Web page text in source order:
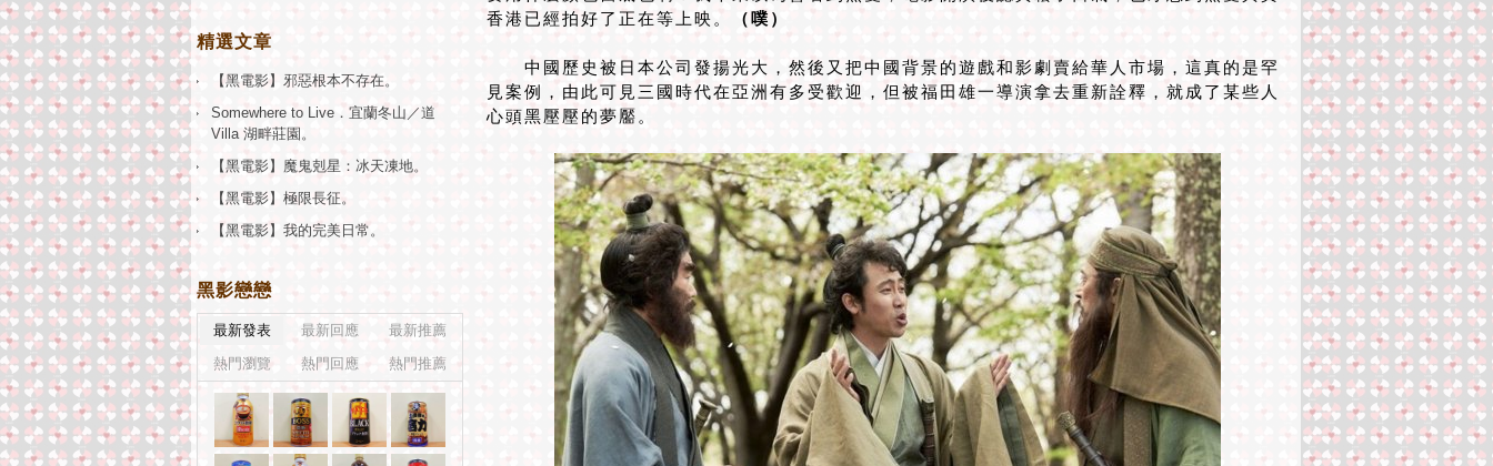
香港已經拍好了正在等上映。
（噗）
中國歷史被日本公司發揚光大，然後又把中國背景的遊戲和影劇賣給華人市場，這真的是罕
見案例，由此可見三國時代在亞洲有多受歡迎，但被福田雄一導演拿去重新詮釋，就成了某些人
心頭黑壓壓的夢靨。
精選文章
【黑電影】邪惡根本不存在。
Somewhere to Live．宜蘭冬山／道
Villa 湖畔莊園。
【黑電影】魔鬼剋星：冰天凍地。
【黑電影】極限長征。
【黑電影】我的完美日常。
黑影戀戀
最新發表 最新回應
最新推薦
熱門瀏覽
熱門回應 熱門推薦